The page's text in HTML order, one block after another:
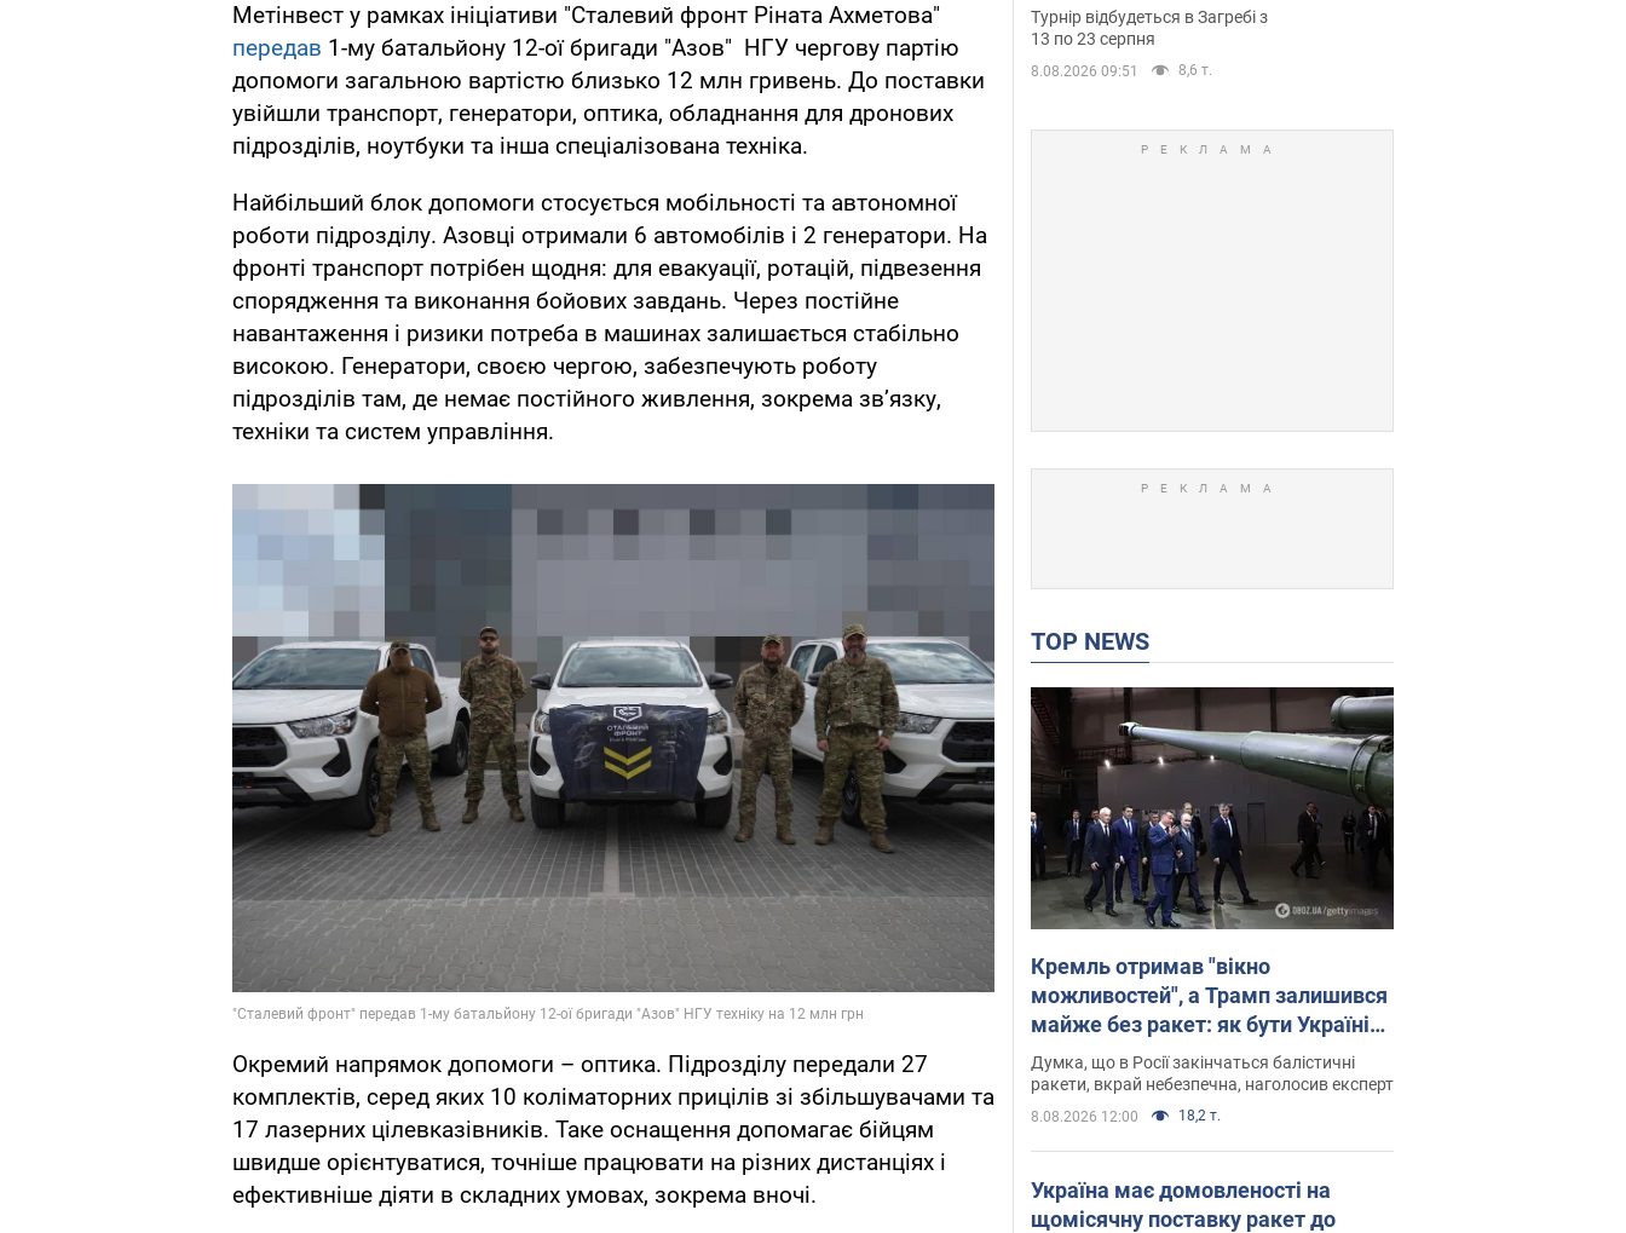
Метінвест у рамках ініціативи "Сталевий фронт Ріната Ахметова"
передав 1-му батальйону 12-ої бригади "Азов" НГУ чергову партію
допомоги загальною вартістю близько 12 млн гривень. До поставки
увійшли транспорт, генератори, оптика, обладнання для дронових
підрозділів, ноутбуки та інша спеціалізована техніка.
Найбільший блок допомоги стосується мобільності та автономної
роботи підрозділу. Азовці отримали 6 автомобілів і 2 генератори. На
фронті транспорт потрібен щодня: для евакуації, ротацій, підвезення
спорядження та виконання бойових завдань. Через постійне
навантаження і ризики потреба в машинах залишається стабільно
високою. Генератори, своєю чергою, забезпечують роботу
підрозділів там, де немає постійного живлення, зокрема зв’язку,
техніки та систем управління.
Окремий напрямок допомоги – оптика. Підрозділу передали 27
комплектів, серед яких 10 коліматорних прицілів зі збільшувачами та
17 лазерних цілевказівників. Таке оснащення допомагає бійцям
швидше орієнтуватися, точніше працювати на різних дистанціях і
ефективніше діяти в складних умовах, зокрема вночі.
до чемпіонату Європи
основних спортсменів
Турнір відбудеться в Загребі з
13 по 23 серпня
8.08.2026 09:51 8,6 т.
TOP NEWS
Кремль отримав "вікно
можливостей", а Трамп залишився
майже без ракет: як бути Україні?
Інтерв’ю з Мельником
Думка, що в Росії закінчаться балістичні
ракети, вкрай небезпечна, наголосив експерт
8.08.2026 12:00 18,2 т.
Україна має домовленості на
щомісячну поставку ракет до